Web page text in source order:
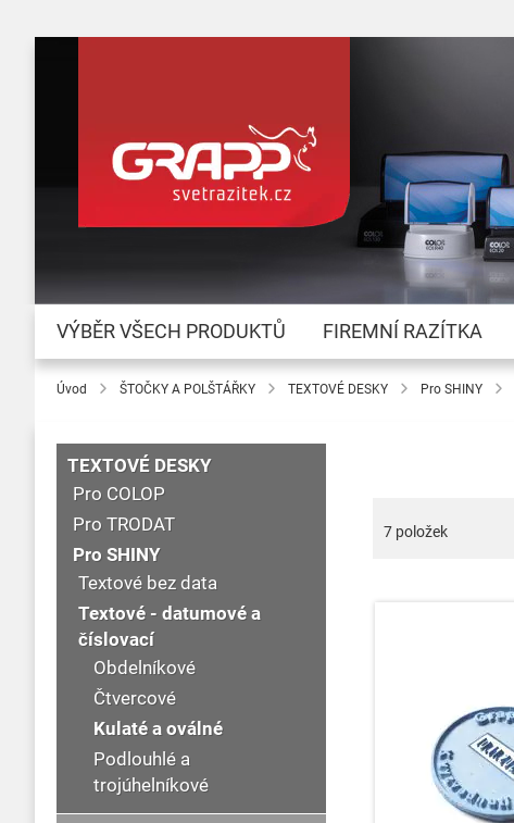
VÝBĚR VŠECH PRODUKTŮ FIREMNÍ RAZÍTKA
Úvod ŠTOČKY A POLŠTÁŘKY TEXTOVÉ DESKY Pro SHINY
7položek
TEXTOVÉ DESKY
Pro COLOP
Pro TRODAT
Pro SHINY
Textové bez data
Textové - datumové a
číslovací
Obdelníkové
Čtvercové
Kulaté a oválné
Podlouhlé a
trojúhelníkové